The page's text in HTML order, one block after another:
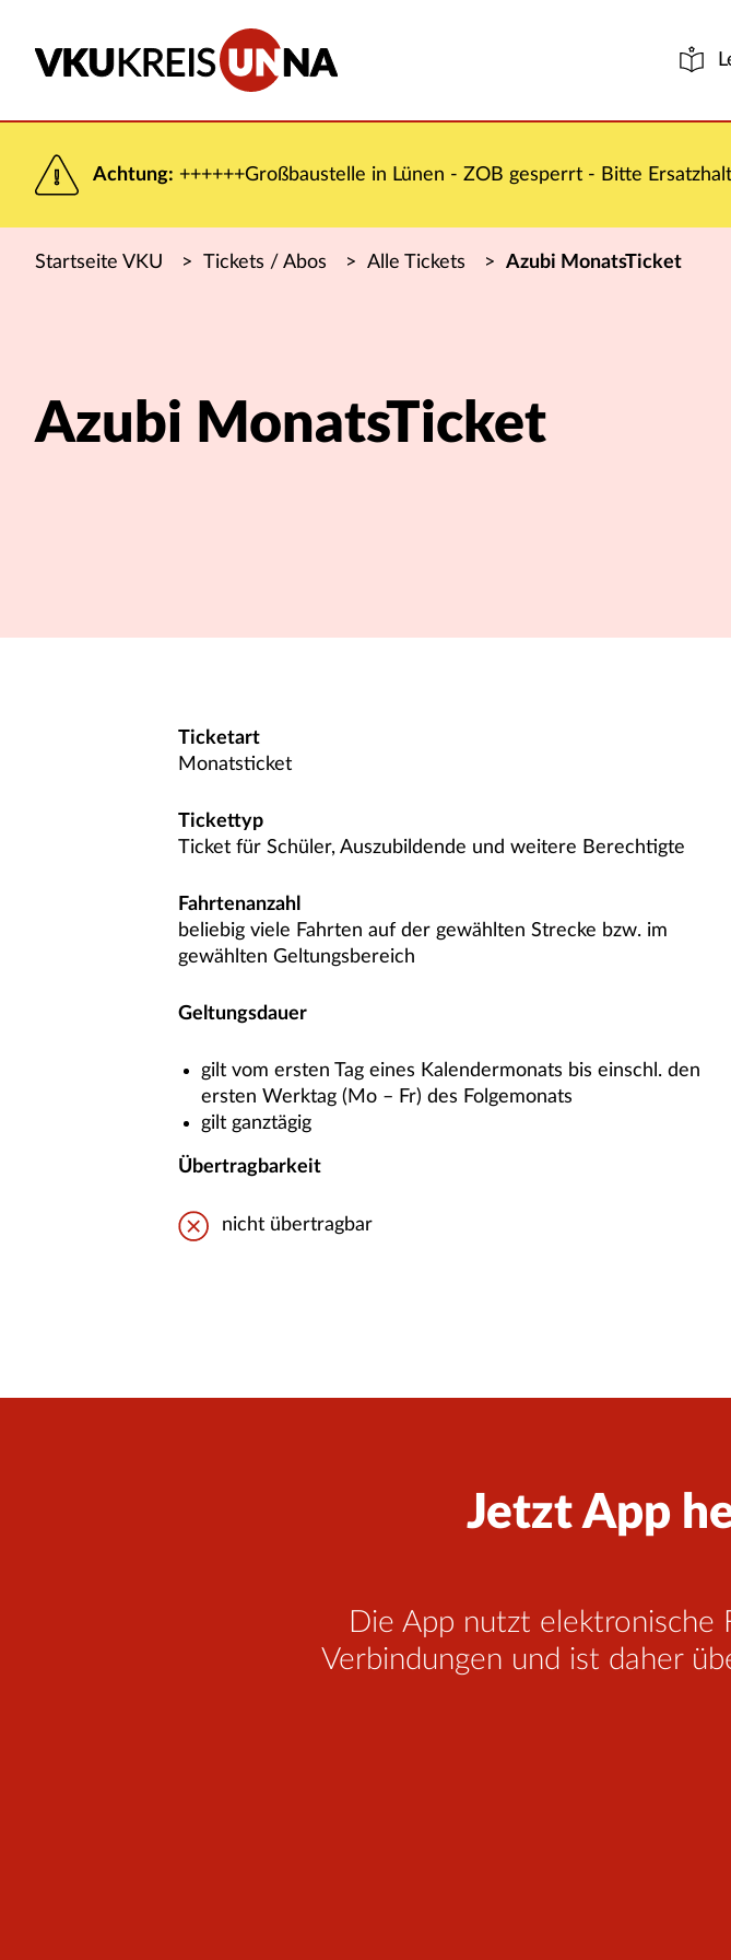
Achtung: ++++++Großbaustelle in Lünen - ZOB gesperrt - Bitte
Startseite VKU > Tickets / Abos > Alle Tickets > Azubi MonatsTicket
Azubi MonatsTicket
Ticketart
Monatsticket
Tickettyp
Ticket für Schüler, Auszubildende und weitere Berechtigte
Fahrtenanzahl
beliebig viele Fahrten auf der gewählten Strecke bzw. im
gewählten Geltungsbereich
Geltungsdauer
gilt vom ersten Tag eines Kalendermonats bis einschl. den
ersten Werktag (Mo – Fr) des Folgemonats
gilt ganztägig
Übertragbarkeit
nicht übertragbar
Jetzt App
Die App nutzt elektronische
Verbindungen und ist daher